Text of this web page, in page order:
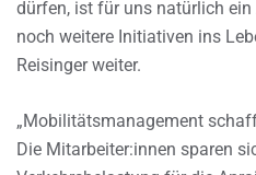
dürfen, ist für uns natürlich
noch weitere Initiativen ins
Reisinger weiter.
„Mobilitätsmanagement
Die Mitarbeiter:innen sparen